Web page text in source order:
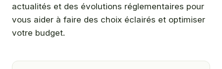
actualités et des évolutions réglementaires pour
vous aider à faire des choix éclairés et optimiser
votre budget.